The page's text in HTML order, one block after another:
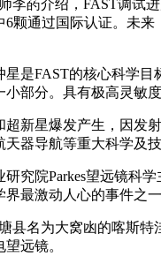
李菂介绍，FAST调试
6颗通过国际认证。未
星是FAST的核心科学
小部分。具有极高灵敏
超新星爆发产生，因发
天器导航等重大科学及
究院Parkes望远镜科
界最激动人心的事件之
县名为大窝凼的喀斯
远镜。